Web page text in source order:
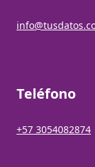
Teléfono
+57 3054082874